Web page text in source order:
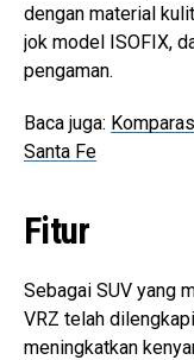
dengan material
jok model ISOFIX,
pengaman.
Baca juga:
Santa Fe
Fitur
Sebagai SUV yang
VRZ telah
meningkatkan